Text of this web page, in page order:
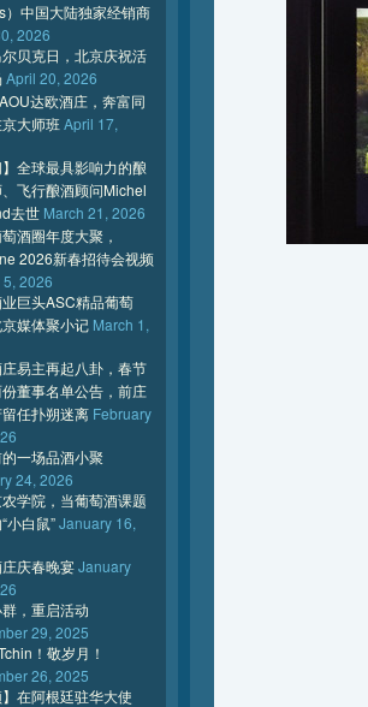
）中国大陆独家经销商
2026
贝克日，北京庆祝活
April 20, 2026
达欧酒庄，奔富同
大师班 April 17,
】全球最具影响力的酿
飞行酿酒顾问Michel
去世 March 21, 2026
酒圈年度大聚，
2026新春招待会视频
5, 2026
巨头ASC精品葡萄
媒体聚小记 March 1,
易主再起八卦，春节
董事名单公告，前庄
任扑朔迷离 February
一场品酒小聚
24, 2026
学院，当葡萄酒课题
小白鼠”January 16,
庆春晚宴January
，重启活动
29, 2025
！敬岁月！
26, 2025
】在阿根廷驻华大使